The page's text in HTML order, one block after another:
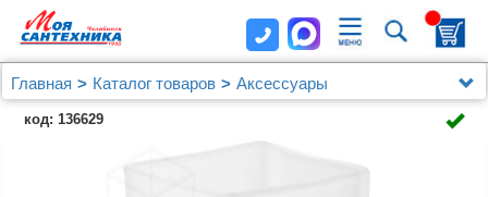
Главная Каталог товаров
Аксессуары
Стакан AZARIO RINA стеклянный настольный, хром
(AZ-130B)
код: 136629